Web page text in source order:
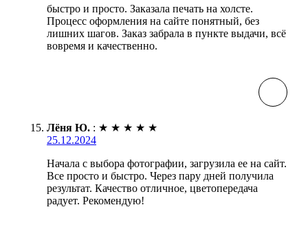
быстро и просто. Заказала печать на холсте.
Процесс оформления на сайте понятный, без
лишних шагов. Заказ забрала в пункте выдачи, всё
вовремя и качественно.
Лёня Ю. : ★ ★ ★ ★ ★
25.12.2024
Начала с выбора фотографии, загрузила ее на сайт.
Все просто и быстро. Через пару дней получила
результат. Качество отличное, цветопередача
радует. Рекомендую!